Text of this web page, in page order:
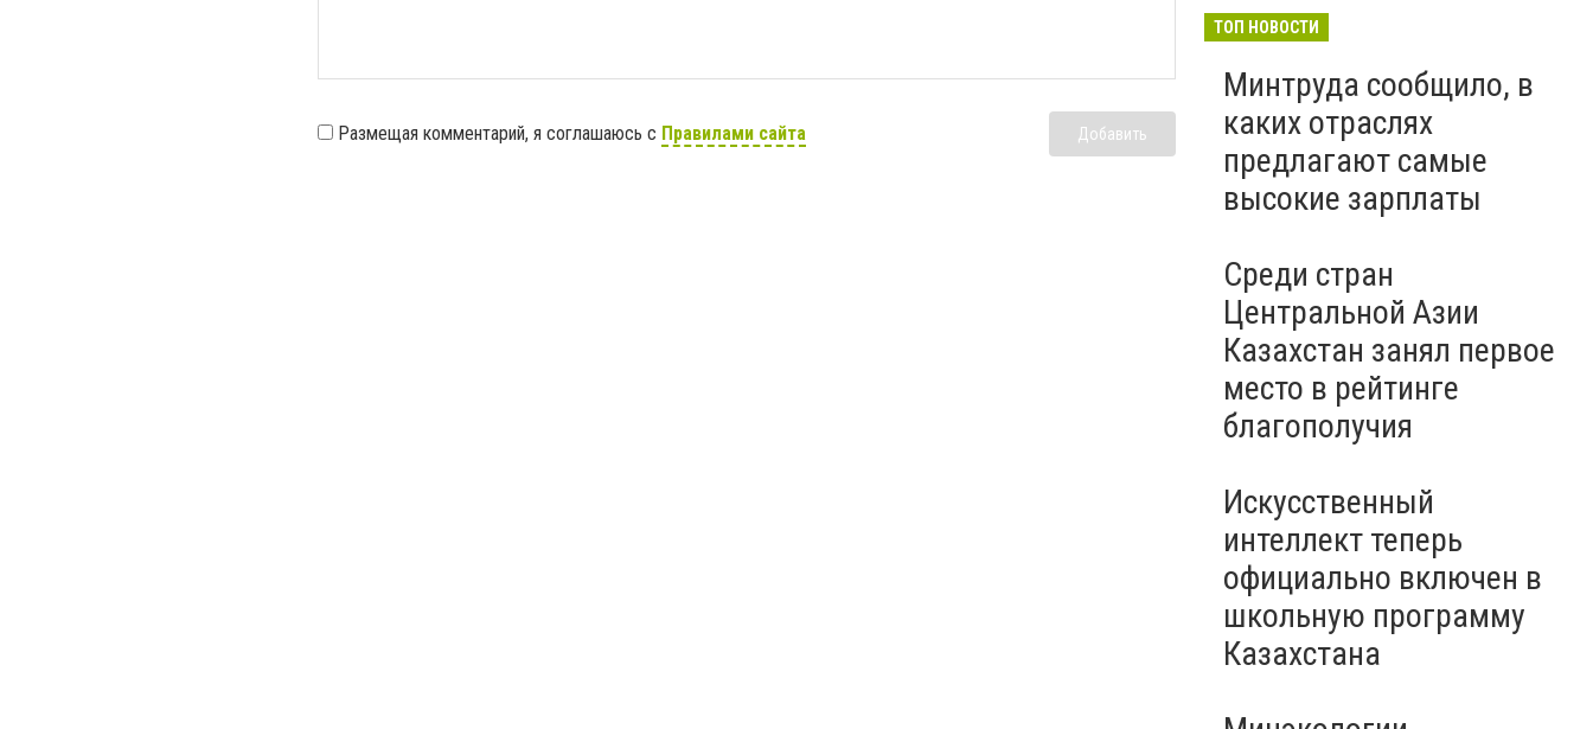
Размещая комментарий, я соглашаюсь с Правилами сайта Добавить
импортных
ТОП НОВОСТИ
Минтруда сообщило, в
каких отраслях
предлагают самые
высокие зарплаты
Среди стран
Центральной Азии
Казахстан занял первое
место в рейтинге
благополучия
Искусственный
интеллект теперь
официально включен в
школьную программу
Казахстана